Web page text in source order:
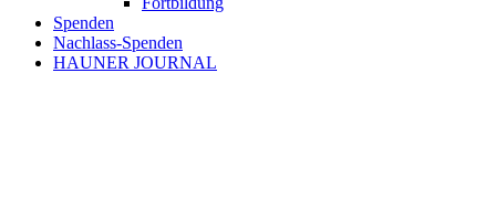
Spenden
Nachlass-Spenden
HAUNER JOURNAL